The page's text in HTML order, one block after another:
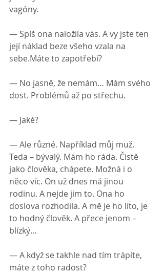
vagóny.
— Spíš ona naložila vás. A vy jste ten
její náklad beze všeho vzala na
sebe.Máte to zapotřebí?
— No jasně, že nemám… Mám svého
dost. Problémů až po střechu.
— Jaké?
— Ale různé. Například můj muž.
Teda – bývalý. Mám ho ráda. Čistě
jako člověka, chápete. Možná i o
něco víc. On už dnes má jinou
rodinu. A nejde jim to. Ona ho
doslova rozhodila. A mě je ho líto, je
to hodný člověk. A přece jenom –
blízký…
— A když se takhle nad tím trápíte,
máte z toho radost?